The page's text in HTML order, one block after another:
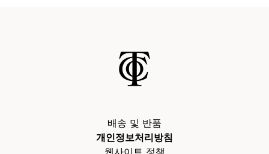
배송 및 반품
개인정보처리방침